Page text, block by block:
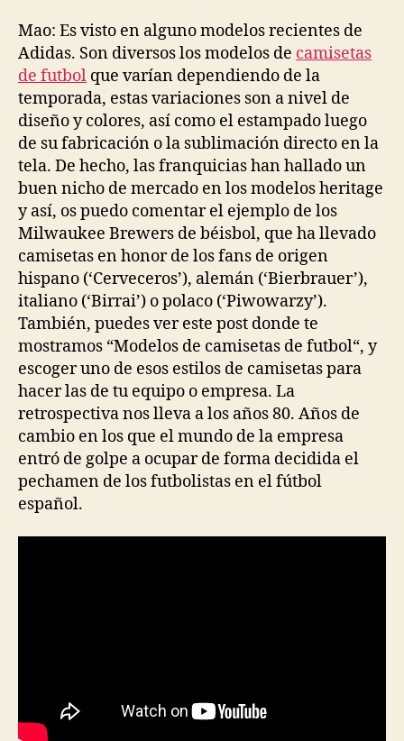
Mao: Es visto en alguno modelos recientes de
Adidas. Son diversos los modelos de camisetas
de futbol que varían dependiendo de la
temporada, estas variaciones son a nivel de
diseño y colores, así como el estampado luego
de su fabricación o la sublimación directo en la
tela. De hecho, las franquicias han hallado un
buen nicho de mercado en los modelos heritage
y así, os puedo comentar el ejemplo de los
Milwaukee Brewers de béisbol, que ha llevado
camisetas en honor de los fans de origen
hispano (‘Cerveceros’), alemán (‘Bierbrauer’),
italiano (‘Birrai’) o polaco (‘Piwowarzy’).
También, puedes ver este post donde te
mostramos “Modelos de camisetas de futbol“, y
escoger uno de esos estilos de camisetas para
hacer las de tu equipo o empresa. La
retrospectiva nos lleva a los años 80. Años de
cambio en los que el mundo de la empresa
entró de golpe a ocupar de forma decidida el
pechamen de los futbolistas en el fútbol
español.